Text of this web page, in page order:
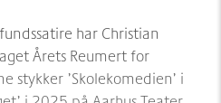
har Christian
Årets Reumert for
stykker ’Skolekomedien’ i